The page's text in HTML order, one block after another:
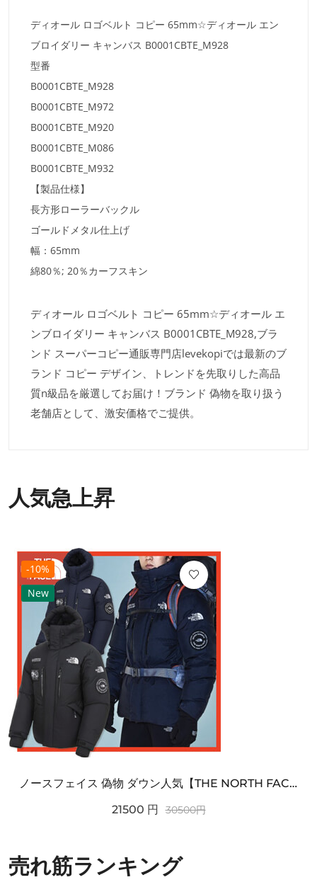
ディオール ロゴベルト コピー 65mm☆ディオール エン
ブロイダリー キャンバス B0001CBTE_M928
型番
B0001CBTE_M928
B0001CBTE_M972
B0001CBTE_M920
B0001CBTE_M086
B0001CBTE_M932
【製品仕様】
長方形ローラーバックル
ゴールドメタル仕上げ
幅：65mm
綿80％; 20％カーフスキン
ディオール ロゴベルト コピー 65mm☆ディオール エ
ンブロイダリー キャンバス B0001CBTE_M928,ブラ
ンド スーパーコピー通販専門店levekopiでは最新のブ
ランド コピー デザイン、トレンドを先取りした高品
質n級品を厳選してお届け！ブランド 偽物を取り扱う
老舗店として、激安価格でご提供。
人気急上昇
-10%
New
ノースフェイス 偽物 ダウン人気【THE NORTH FACE】M'S 7 SUMMIT HIM...
21500 円 30500円
売れ筋ランキング